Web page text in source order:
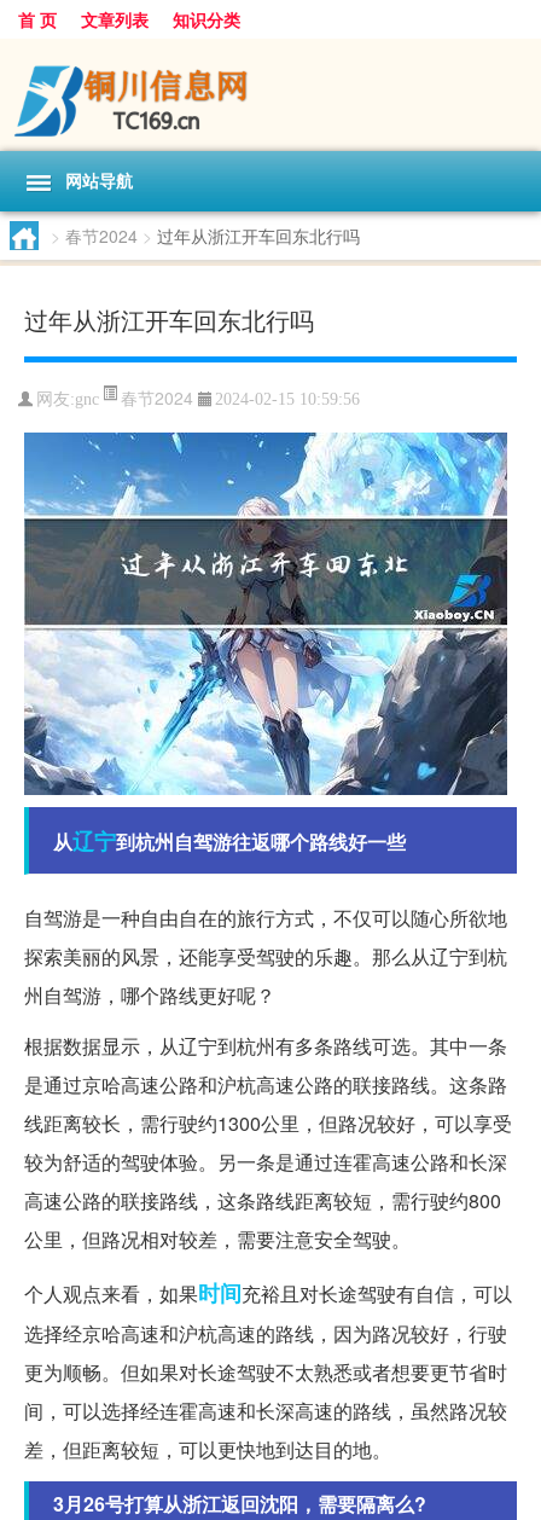
首 页 文章列表 知识分类
网站导航
> 春节2024 > 过年从浙江开车回东北行吗
过年从浙江开车回东北行吗
网友:gnc 春节2024 2024-02-15 10:59:56
从辽宁到杭州自驾游往返哪个路线好一些
自驾游是一种自由自在的旅行方式，不仅可以随心所欲地
探索美丽的风景，还能享受驾驶的乐趣。那么从辽宁到杭
州自驾游，哪个路线更好呢？
根据数据显示，从辽宁到杭州有多条路线可选。其中一条
是通过京哈高速公路和沪杭高速公路的联接路线。这条路
线距离较长，需行驶约1300公里，但路况较好，可以享受
较为舒适的驾驶体验。另一条是通过连霍高速公路和长深
高速公路的联接路线，这条路线距离较短，需行驶约800
公里，但路况相对较差，需要注意安全驾驶。
个人观点来看，如果时间充裕且对长途驾驶有自信，可以
选择经京哈高速和沪杭高速的路线，因为路况较好，行驶
更为顺畅。但如果对长途驾驶不太熟悉或者想要更节省时
间，可以选择经连霍高速和长深高速的路线，虽然路况较
差，但距离较短，可以更快地到达目的地。
3月26号打算从浙江返回沈阳，需要隔离么?